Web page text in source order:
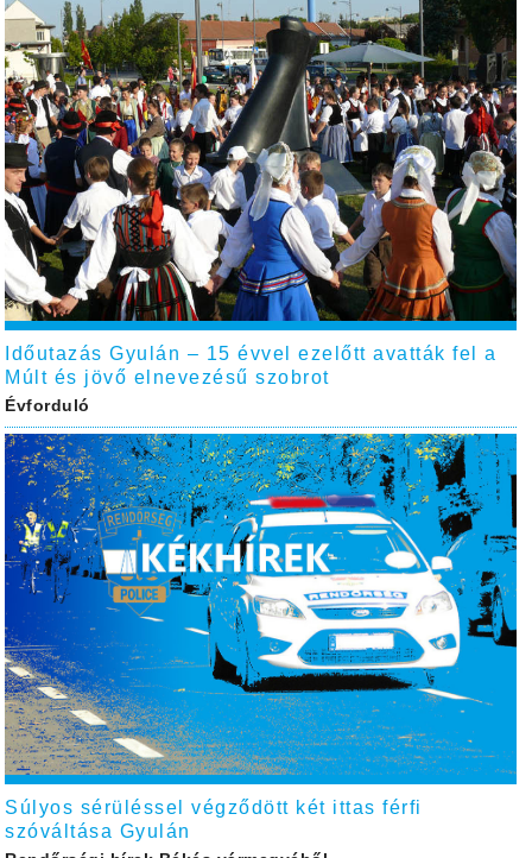
Időutazás Gyulán – 15 évvel ezelőtt avatták fel a
Múlt és jövő elnevezésű szobrot
Évforduló
Súlyos sérüléssel végződött két ittas férfi
szóváltása Gyulán